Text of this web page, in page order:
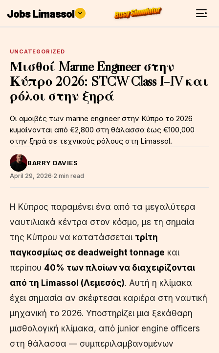
Jobs Limassol
UNCATEGORIZED
Μισθοί Marine Engineer στην
Κύπρο 2026: STCW Class I–IV και
ρόλοι στην ξηρά
Οι αμοιβές των marine engineer στην Κύπρο το 2026
κυμαίνονται από €2,800 στη θάλασσα έως €100,000
στην ξηρά σε τεχνικούς ρόλους στη Limassol.
BARRY DAVIES
April 29, 2026·2 min read
Η Κύπρος παραμένει ένα από τα μεγαλύτερα
ναυτιλιακά κέντρα στον κόσμο, με τη σημαία
της Κύπρου να κατατάσσεται τρίτη
παγκοσμίως σε deadweight tonnage και
περίπου 40% των πλοίων να διαχειρίζονται
από τη Limassol (Λεμεσός). Αυτή η κλίμακα
έχει σημασία αν σκέφτεσαι καριέρα στη ναυτική
μηχανική το 2026. Υποστηρίζει μια ξεκάθαρη
μισθολογική κλίμακα, από junior engine officers
στη θάλασσα — συμπεριλαμβανομένων